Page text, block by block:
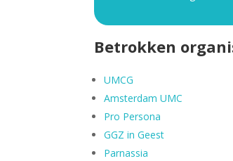
Betrokken
UMCG
Amsterdam UMC
Pro Persona
GGZ in Geest
Parnassia